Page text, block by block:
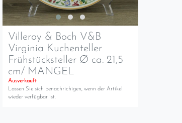
Villeroy & Boch V&B
Virginia Kuchenteller
Frühstücksteller Ø ca. 21,5
cm/ MANGEL
Ausverkauft
Lassen Sie sich benachrichigen, wenn der Artikel
wieder verfügbar ist.